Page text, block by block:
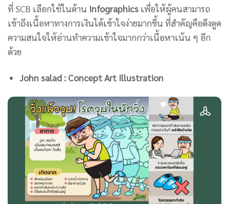
ที่ SCB เลือกใช้ในด้าน Infographics เพื่อให้ผู้คนสามารถ
เข้าถึงเนื้อหาทางการเงินได้เข้าใจง่ายมากขึ้น ที่สำคัญคือดึงดูด
ความสนใจให้อ่านทำความเข้าใจมากกว่าเนื้อหาเน้น ๆ อีก
ด้วย
John salad : Concept Art Illustration